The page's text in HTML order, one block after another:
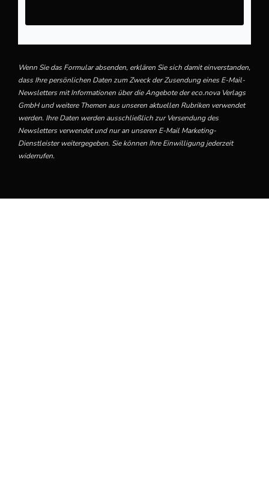
Abo
Home
Über uns
Kontakt
Werben
Karriere
JETZT ANMELDEN
Wenn Sie das Formular absenden, erklären Sie sich damit einverstanden,
dass Ihre persönlichen Daten zum Zweck der Zusendung eines E-Mail-
Newsletters mit Informationen über die Angebote der eco.nova Verlags
GmbH und weitere Themen aus unseren aktuellen Rubriken verwendet
werden. Ihre Daten werden ausschließlich zur Versendung des
Newsletters verwendet und nur an unseren E-Mail Marketing-
Dienstleister weitergegeben. Sie können Ihre Einwilligung jederzeit
widerrufen.